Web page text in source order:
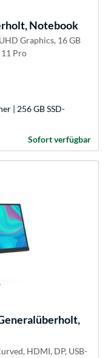
Notebook
Graphics, 16 GB
11 Pro
| 256 GB SSD-
Sofort verfügbar
HDMI, DP, USB-